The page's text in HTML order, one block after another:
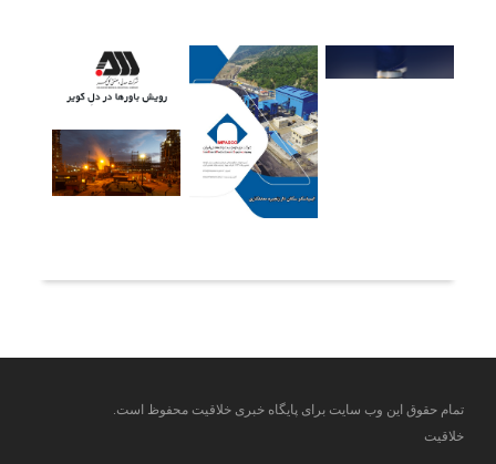
تمام حقوق این وب سایت برای پایگاه خبری خلاقیت محفوظ است.
خلاقیت